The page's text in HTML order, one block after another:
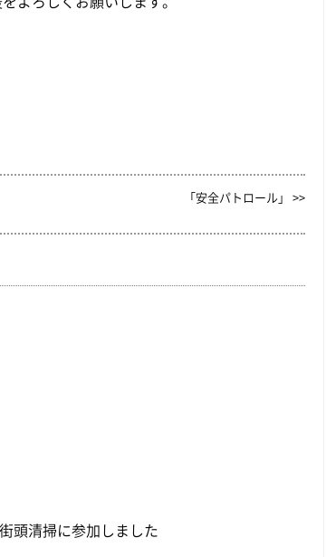
「安全パトロール」 >>
頭清掃に参加しました